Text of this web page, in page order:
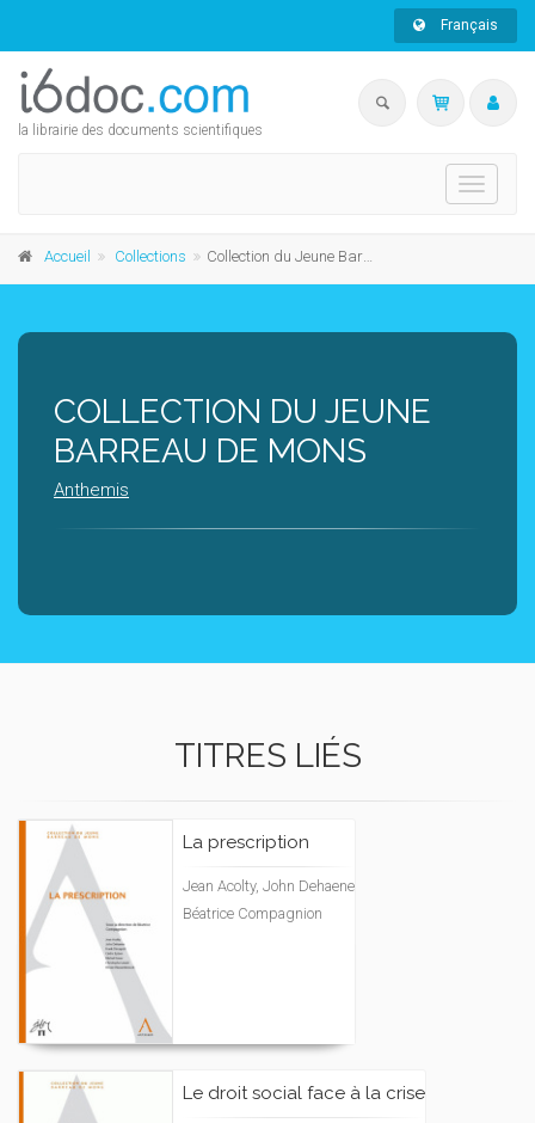
Français
la librairie des documents scientifiques
Toggle
Accueil Collections Collection du Jeune Barreau de Mons
COLLECTION DU JEUNE
BARREAU DE MONS
Anthemis
TITRES LIÉS
La prescription
Jean Acolty, John Dehaene
Béatrice Compagnion
Le droit social face à la crise